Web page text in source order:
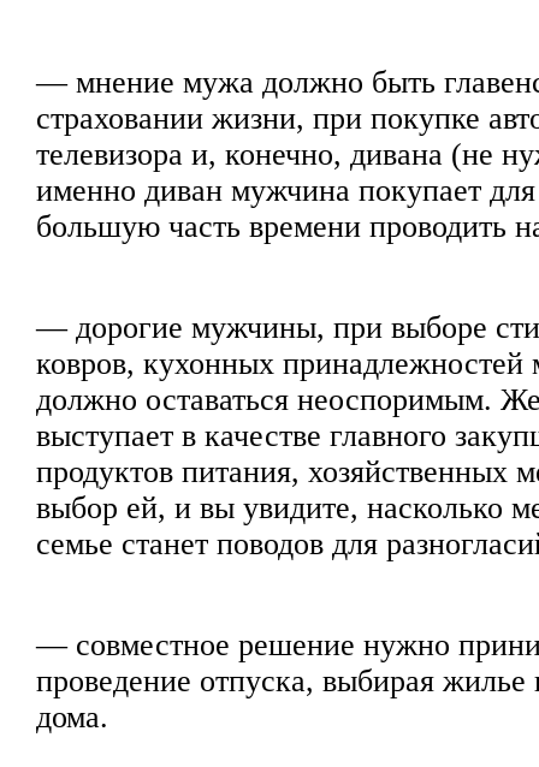
— мнение мужа должно быть
страховании жизни, при покупке
телевизора и, конечно, дивана (не
именно диван мужчина покупает
большую часть времени проводить
— дорогие мужчины, при выборе
ковров, кухонных принадлежностей
должно оставаться неоспоримым.
выступает в качестве главного
продуктов питания, хозяйственных
выбор ей, и вы увидите, насколько
семье станет поводов для
— совместное решение нужно
проведение отпуска, выбирая жилье
дома.